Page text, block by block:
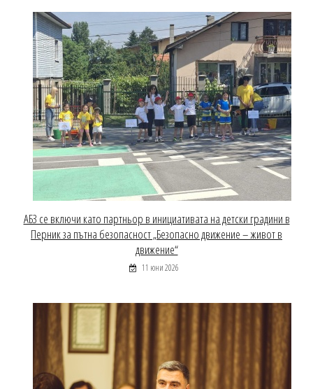
АБЗ се включи като партньор в инициативата на детски градини в
Перник за пътна безопасност „Безопасно движение – живот в
движение“
11 юни 2026